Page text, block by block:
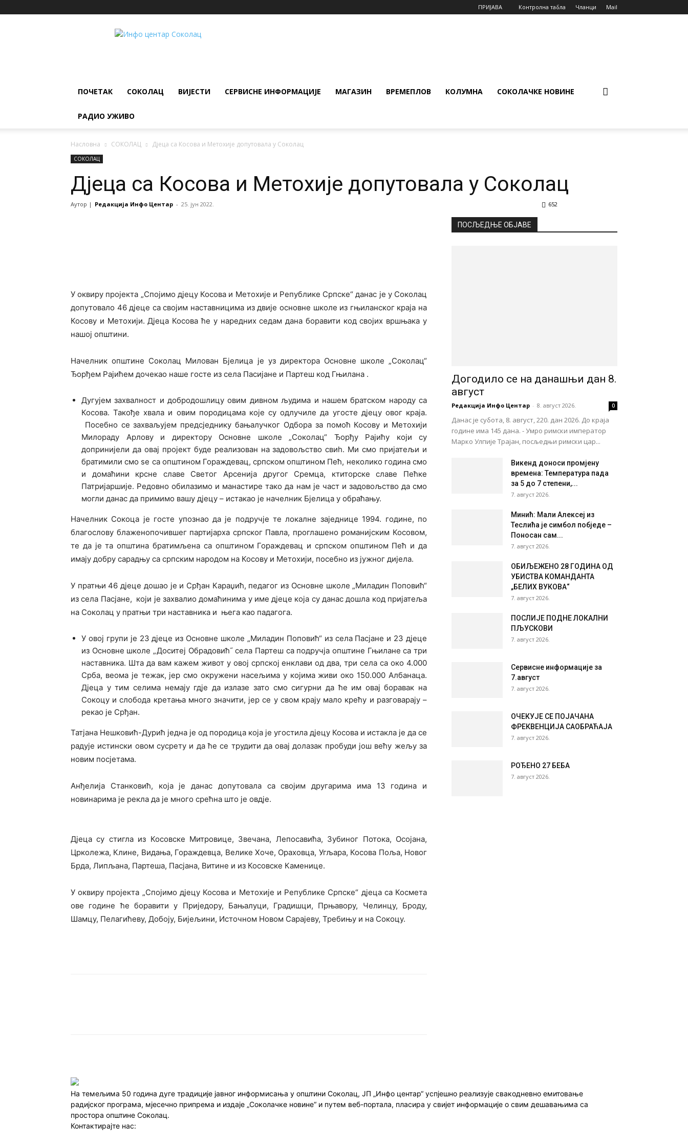
ПРИЈАВА Контролна табла Чланци Mail
ИНФО
ПОЧЕТАК СОКОЛАЦ ВИЈЕСТИ СЕРВИСНЕ ИНФОРМАЦИЈЕ МАГАЗИН ВРЕМЕПЛОВ КОЛУМНА СОКОЛАЧКЕ НОВИНЕ
РАДИО УЖИВО
Насловна СОКОЛАЦ Дјеца са Косова и Метохије допутовала у Соколац
СОКОЛАЦ
Дјеца са Косова и Метохије допутовала у Соколац
Аутор | Редакција Инфо Центар - 25. јун 2022. 652
У оквиру пројекта „Спојимо дјецу Косова и Метохије и Републике Српске“ данас је у Соколац
допутовало 46 дјеце са својим наставницима из двије основне школе из гњиланског краја на
Косову и Метохији. Дјеца Косова ће у наредних седам дана боравити код својих вршњака у
нашој општини.
Начелник општине Соколац Милован Бјелица је уз директора Основне школе „Соколац“
Ђорђем Рајићем дочекао наше госте из села Пасијане и Партеш код Гњилана .
Дугујем захвaлност и добродошлицу овим дивном људима и нашем братском народу са
Косова. Такође хвала и овим породицама које су одлучиле да угосте дјецу овог краја.
Посебно се захваљујем предсједнику бањалучког Одбора за помоћ Косову и Метохији
Милораду Арлову и директору Основне школе „Соколац“ Ђорђу Рајићу који су
допринијели да овај пројект буде реализован на задовољство свиh. Mи смо пријатељи и
братимили смо sе са општином Гораждевац, српском општином Пећ, неколико година смо
и домаћини крсне славе Светог Арсенија другог Сремца, ктиторске славе Пећке
Патријаршије. Редовно обилазимо и манастире тако да нам је част и задовољство да смо
могли данас да примимо вашу дјецу – истакао је начелник Бјелица у обраћању.
Начелник Сокоца је госте упознао да је подручје те локалне заједнице 1994. године, по
благослову блаженопочившег партијарха српског Павла, проглашено романијским Косовом,
те да је та општина братимљена са општином Гораждевац и српском општином Пећ и да
имају добру сарадњу са српским народом на Косову и Метохији, посебно из јужног дијела.
У пратњи 46 дјеце дошао је и Срђан Караџић, педагог из Основне школе „Миладин Поповић“
из села Пасјане, који је захвалио домаћинима у име дјеце која су данас дошла код пријатеља
на Соколац у пратњи три наставника и њега као падагога.
У овој групи је 23 дјеце из Основне школе „Миладин Поповић“ из села Пасјане и 23 дјеце
из Основне школе „Доситеј Обрадовић˝ села Партеш са подручја општине Гњилане са три
наставника. Шта да вам кажем живот у овој српској енклави од два, три села са око 4.000
Срба, веома је тежак, јер смо окружени насељима у којима живи око 150.000 Албанаца.
Дјеца у тим селима немају гдје да излазе зато смо сигурни да ће им овај боравак на
Сокоцу и слобода кретања много значити, јер се у свом крају мало крећу и разговарају –
рекао је Срђан.
Татјана Нешковић-Дурић једна је од породица која је угостила дјецу Косова и истакла је да се
радује истински овом сусрету и да ће се трудити да овај долазак пробуди још већу жељу за
новим посјетама.
Анђелија Станковић, која је данас допутовала са својим другарима има 13 година и
новинарима је рекла да је много срећна што је овдје.
Дјеца су стигла из Косовске Митровице, Звечана, Лепосавића, Зубиног Потока, Осојана,
Црколежа, Клине, Видања, Гораждевца, Велике Хоче, Ораховца, Угљара, Косова Поља, Новог
Брда, Липљана, Партеша, Пасјана, Витине и из Косовске Каменице.
У оквиру пројекта „Спојимо дјецу Косова и Метохије и Републике Српске“ дјеца са Космета
ове године ће боравити у Приједору, Бањалуци, Градишци, Прњавору, Челинцу, Броду,
Шамцу, Пелагићеву, Добоју, Бијељини, Источном Новом Сарајеву, Требињу и на Сокоцу.
ПОСЉЕДЊЕ ОБЈАВЕ
Догодило се на данашњи дан 8.
август
Редакција Инфо Центар - 8. август 2026. 0
Данас је субота, 8. август, 220. дан 2026. До краја
године има 145 дана. - Умро римски император
Марко Улпије Трајан, посљедњи римски цар...
Викенд доноси промјену
времена: Температура пада
за 5 до 7 степени,...
7. август 2026.
Минић: Мали Алексеј из
Теслића је симбол побједе –
Поносан сам...
7. август 2026.
ОБИЉЕЖЕНО 28 ГОДИНА ОД
УБИСТВА КОМАНДАНТА
„БЕЛИХ ВУКОВА“
7. август 2026.
ПОСЛИЈЕ ПОДНЕ ЛОКАЛНИ
ПЉУСКОВИ
7. август 2026.
Сервисне информације за
7.август
7. август 2026.
ОЧЕКУЈЕ СЕ ПОЈАЧАНА
ФРЕКВЕНЦИЈА САОБРАЋАЈА
7. август 2026.
РОЂЕНО 27 БЕБА
7. август 2026.
На темељима 50 година дуге традиције јавног информисања у општини Соколац, ЈП „Инфо центар“ успјешно реализује свакодневно емитовање
радијског програма, мјесечно припрема и издаје „Соколачке новине“ и путем веб-портала, пласира у свијет информације о свим дешавањима са
простора општине Соколац.
Контактирајте нас: